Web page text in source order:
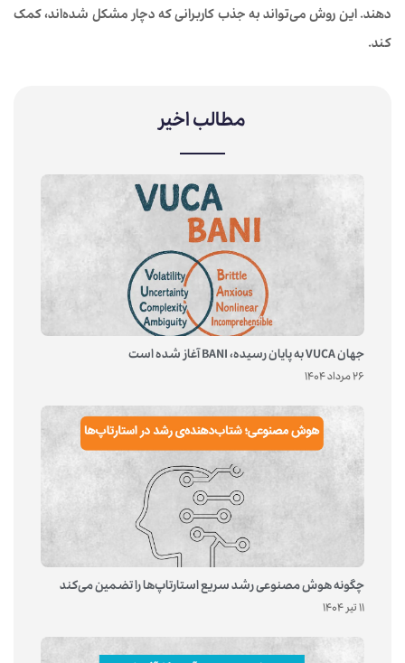
مطالب اخیر
جهان VUCA به پایان رسیده، BANI آغاز شده است
26 مرداد 1404
چگونه هوش مصنوعی رشد سریع استارتاپ‌ها را تضمین می‌کند
11 تیر 1404
دهند. این روش می‌تواند به جذب کاربرانی که دچار مشکل شده‌اند، کمک
کند.